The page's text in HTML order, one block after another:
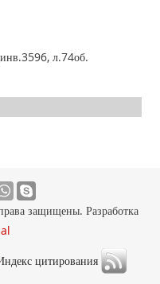
л.74об.
защищены. Разработка